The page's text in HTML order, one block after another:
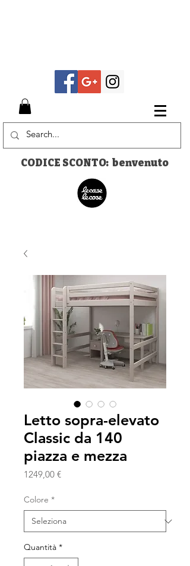
CODICE SCONTO: benvenuto
Letto sopra-elevato
Classic da 140
piazza e mezza
1249,00 €Prezzo
Colore *
Quantità *